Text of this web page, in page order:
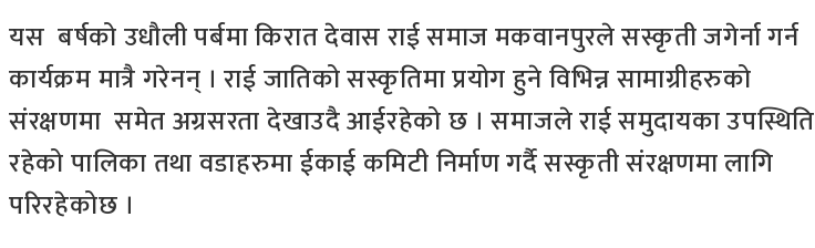
यस बर्षको उधौली पर्बमा किरात देवास राई समाज मकवानपुरले सस्कृती जगेर्ना गर्न
कार्यक्रम मात्रै गरेनन् । राई जातिको सस्कृतिमा प्रयोग हुने विभिन्न सामाग्रीहरुको
संरक्षणमा समेत अग्रसरता देखाउदै आईरहेको छ । समाजले राई समुदायका उपस्थिति
रहेको पालिका तथा वडाहरुमा ईकाई कमिटी निर्माण गर्दै सस्कृती संरक्षणमा लागि
परिरहेकोछ ।